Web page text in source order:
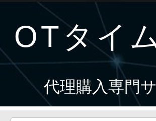
OTタイ
代理購入専門